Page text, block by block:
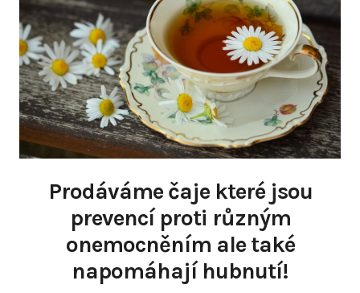
Prodáváme čaje které jsou
prevencí proti různým
onemocněním ale také
napomáhají hubnutí!